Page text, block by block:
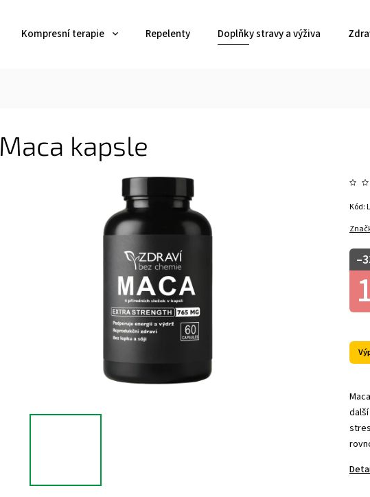
Kompresní terapie Repelenty Doplňky stravy a výživa
Maca kapsle
Kód: